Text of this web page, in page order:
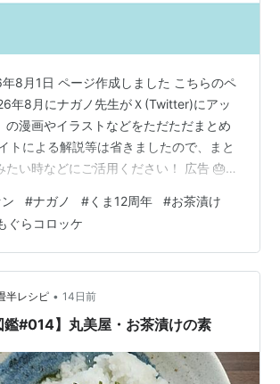
8月1日 ページ作成しました こちらのペ
年8月にナガノ先生がＸ(Twitter)にアッ
の漫画やイラストなどをただただまとめ
トによる解説等は省きましたので、まと
たい時などにご活用ください！ 広告 🎂
） 🎂 pic.twitter.com/xw89uJZYm4 —
2026年8月1日 広告 広告 キーワー
ンツー・お茶漬け・くま12周年・Happy
パグさん・もぐ…
#ナガノ #くま12周年 #お茶漬け
ぐらコロッケ
半レシピ • 14日前
鑑#014】丸美屋・お茶漬けの素